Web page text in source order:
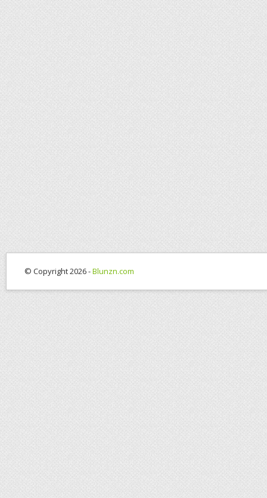
© Copyright 2026 -Blunzn.com